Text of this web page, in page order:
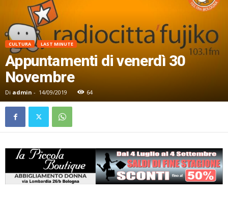
CULTURA LAST MINUTE
Appuntamenti di venerdì 30
Novembre
Di admin - 14/09/2019 64